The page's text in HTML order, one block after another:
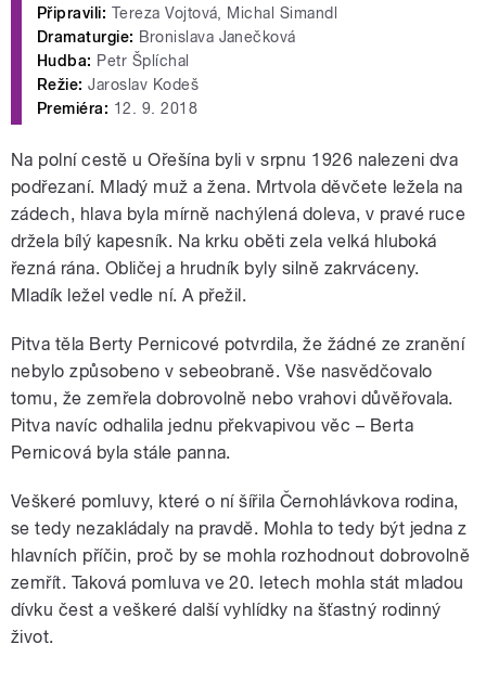
Připravili: Tereza Vojtová, Michal Simandl
Dramaturgie: Bronislava Janečková
Hudba: Petr Šplíchal
Režie: Jaroslav Kodeš
Premiéra: 12. 9. 2018
Na polní cestě u Ořešína byli v srpnu 1926 nalezeni dva
podřezaní. Mladý muž a žena. Mrtvola děvčete ležela na
zádech, hlava byla mírně nachýlená doleva, v pravé ruce
držela bílý kapesník. Na krku oběti zela velká hluboká
řezná rána. Obličej a hrudník byly silně zakrváceny.
Mladík ležel vedle ní. A přežil.
Pitva těla Berty Pernicové potvrdila, že žádné ze zranění
nebylo způsobeno v sebeobraně. Vše nasvědčovalo
tomu, že zemřela dobrovolně nebo vrahovi důvěřovala.
Pitva navíc odhalila jednu překvapivou věc – Berta
Pernicová byla stále panna.
Veškeré pomluvy, které o ní šířila Černohlávkova rodina,
se tedy nezakládaly na pravdě. Mohla to tedy být jedna z
hlavních příčin, proč by se mohla rozhodnout dobrovolně
zemřít. Taková pomluva ve 20. letech mohla stát mladou
dívku čest a veškeré další vyhlídky na šťastný rodinný
život.